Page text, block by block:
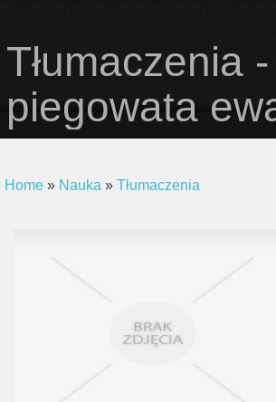
Tłumaczenia -
piegowata
Home » Nauka » Tłumaczenia